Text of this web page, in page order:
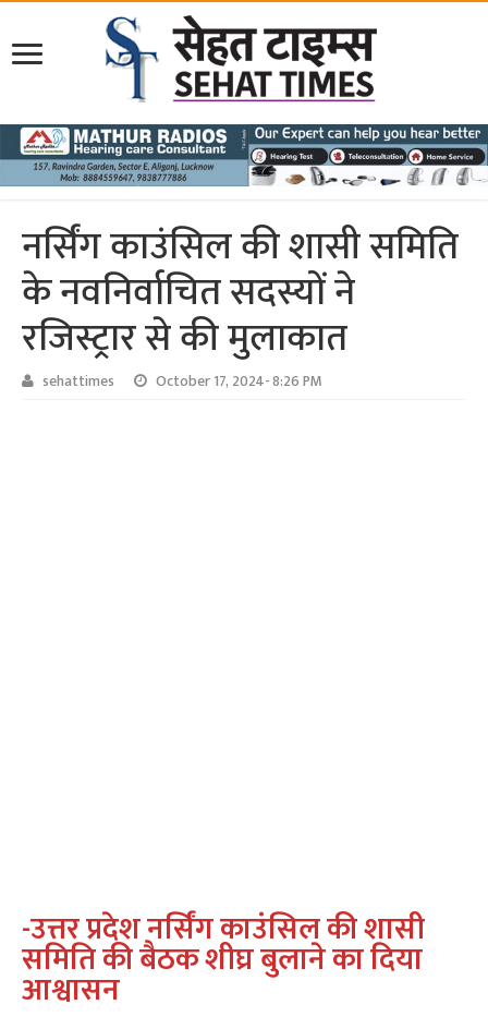
नर्सिंग काउंसिल की शासी समिति
के नवनिर्वाचित सदस्यों ने
रजिस्ट्रार से की मुलाकात
sehattimes October 17, 2024- 8:26 PM
-उत्तर प्रदेश नर्सिंग काउंसिल की शासी
समिति की बैठक शीघ्र बुलाने का दिया
आश्वासन